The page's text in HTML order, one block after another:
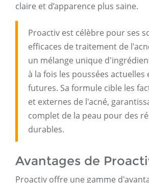
claire et d’apparence plus saine.
Proactiv est célèbre pour ses
efficaces de traitement de
un mélange unique
à la fois les poussées actuelles
futures. Sa formule cible les
et externes de l'acné,
complet de la peau pour des
durables.
Avantages de
Proactiv offre une gamme